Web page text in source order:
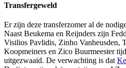
Transfergeweld
Er zijn deze transferzomer al de
Naast Beukema en Reijnders zijn
Visilios Pavlidis, Zinho Vanheusden,
Koopmeiners en Zico Buurmeester
uitgezwaaid. De verwachting is dat